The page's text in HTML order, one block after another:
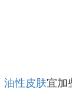
油性皮肤宜加